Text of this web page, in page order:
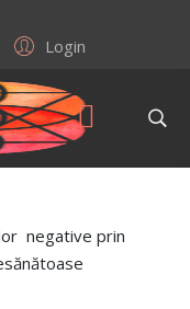
Login